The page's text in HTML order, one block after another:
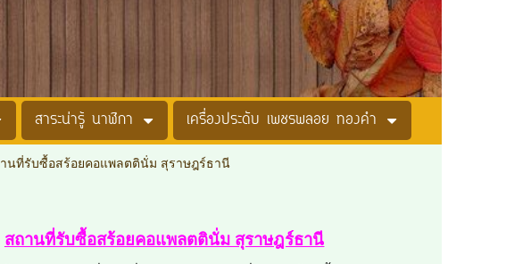
สาระน่ารู้ นาฬิกา เครื่องประดับ เพชรพลอย ทองคำ
นที่รับซื้อสร้อยคอแพลตตินั่ม สุราษฎร์ธานี
สถานที่รับซื้อสร้อยคอแพลตตินั่ม สุราษฎร์ธานี